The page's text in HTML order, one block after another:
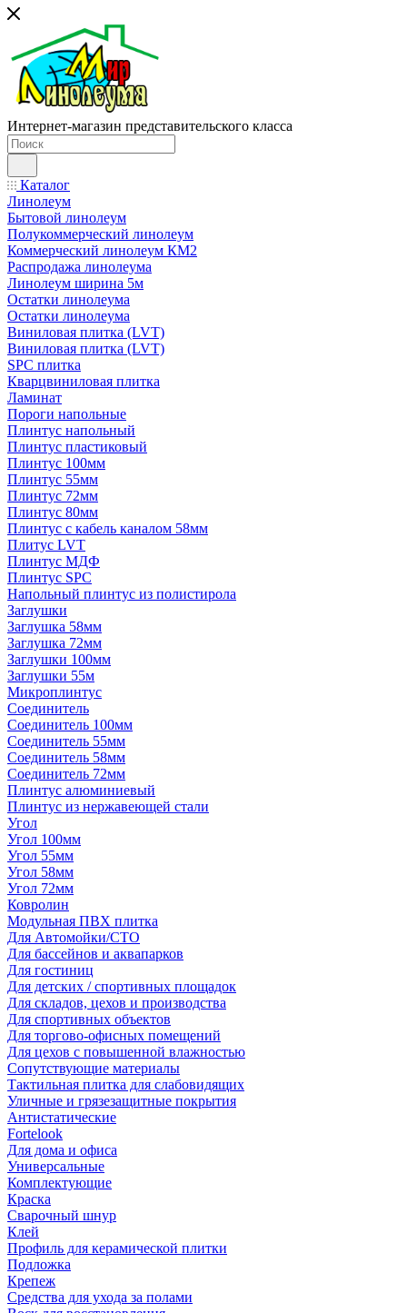
Интернет-магазин представительского класса
Каталог
Линолеум
Бытовой линолеум
Полукоммерческий линолеум
Коммерческий линолеум КМ2
Распродажа линолеума
Линолеум ширина 5м
Остатки линолеума
Остатки линолеума
Виниловая плитка (LVT)
Виниловая плитка (LVT)
SPC плитка
Кварцвиниловая плитка
Ламинат
Пороги напольные
Плинтус напольный
Плинтус пластиковый
Плинтус 100мм
Плинтус 55мм
Плинтус 72мм
Плинтус 80мм
Плинтус с кабель каналом 58мм
Плитус LVT
Плинтус МДФ
Плинтус SPC
Напольный плинтус из полистирола
Заглушки
Заглушка 58мм
Заглушка 72мм
Заглушки 100мм
Заглушки 55м
Микроплинтус
Соединитель
Соединитель 100мм
Соединитель 55мм
Соединитель 58мм
Соединитель 72мм
Плинтус алюминиевый
Плинтус из нержавеющей стали
Угол
Угол 100мм
Угол 55мм
Угол 58мм
Угол 72мм
Ковролин
Модульная ПВХ плитка
Для Автомойки/СТО
Для бассейнов и аквапарков
Для гостиниц
Для детских / спортивных площадок
Для складов, цехов и производства
Для спортивных объектов
Для торгово-офисных помещений
Для цехов с повышенной влажностью
Сопутствующие материалы
Тактильная плитка для слабовидящих
Уличные и грязезащитные покрытия
Антистатические
Fortelook
Для дома и офиса
Универсальные
Комплектующие
Краска
Сварочный шнур
Клей
Профиль для керамической плитки
Подложка
Крепеж
Средства для ухода за полами